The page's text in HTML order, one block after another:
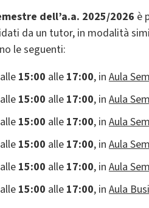
dell’a.a. 2025/2026 è
da un tutor, in modalità
le seguenti:
15:00 alle 17:00, in Aula
15:00 alle 17:00, in Aula
15:00 alle 17:00, in Aula
15:00 alle 17:00, in Aula
15:00 alle 17:00, in Aula
15:00 alle 17:00, in Aula Busi